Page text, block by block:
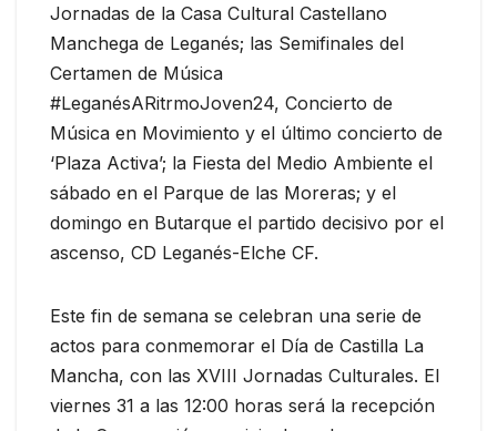
Jornadas de la Casa Cultural Castellano
Manchega de Leganés; las Semifinales del
Certamen de Música
#LeganésARitrmoJoven24, Concierto de
Música en Movimiento y el último concierto de
‘Plaza Activa’; la Fiesta del Medio Ambiente el
sábado en el Parque de las Moreras; y el
domingo en Butarque el partido decisivo por el
ascenso, CD Leganés-Elche CF.
Este fin de semana se celebran una serie de
actos para conmemorar el Día de Castilla La
Mancha, con las XVIII Jornadas Culturales. El
viernes 31 a las 12:00 horas será la recepción